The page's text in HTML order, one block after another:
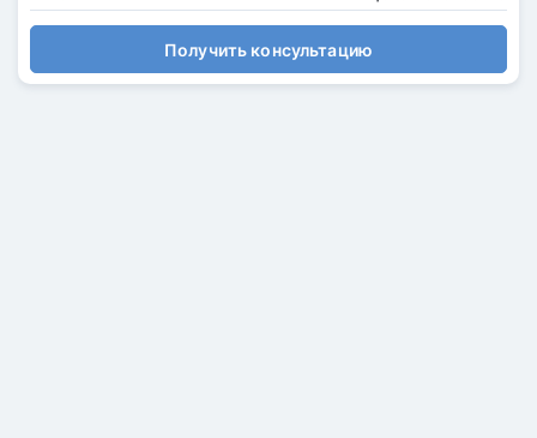
Получить консультацию